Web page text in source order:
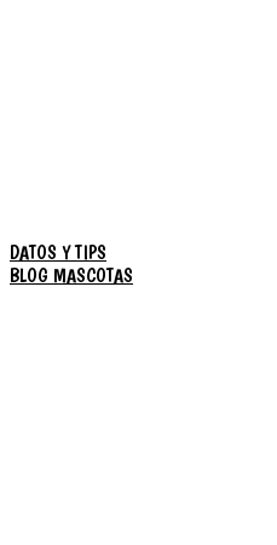
DATOS Y TIPS
BLOG MASCOTAS